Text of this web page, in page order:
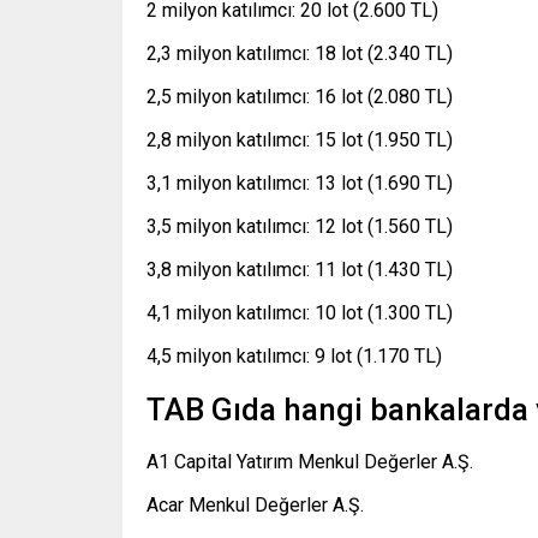
2 milyon katılımcı: 20 lot (2.600 TL)
2,3 milyon katılımcı: 18 lot (2.340 TL)
2,5 milyon katılımcı: 16 lot (2.080 TL)
2,8 milyon katılımcı: 15 lot (1.950 TL)
3,1 milyon katılımcı: 13 lot (1.690 TL)
3,5 milyon katılımcı: 12 lot (1.560 TL)
3,8 milyon katılımcı: 11 lot (1.430 TL)
4,1 milyon katılımcı: 10 lot (1.300 TL)
4,5 milyon katılımcı: 9 lot (1.170 TL)
TAB Gıda hangi bankalarda
A1 Capital Yatırım Menkul Değerler A.Ş.
Acar Menkul Değerler A.Ş.